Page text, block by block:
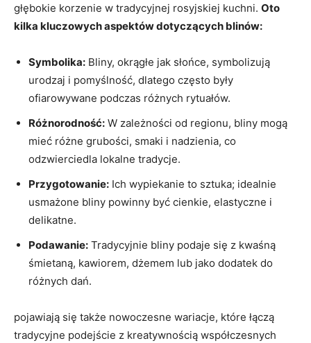
głębokie korzenie w tradycyjnej rosyjskiej ​kuchni. Oto
kilka kluczowych ‍aspektów dotyczących blinów:
Symbolika: ​Bliny, okrągłe jak słońce, symbolizują
urodzaj ⁤i pomyślność, dlatego często były
⁤ofiarowywane podczas‍ różnych rytuałów.
Różnorodność: W zależności od regionu, bliny ‌mogą‍
mieć różne grubości, smaki i nadzienia, co
odzwierciedla lokalne tradycje.
Przygotowanie: Ich wypiekanie ⁣to sztuka; idealnie
usmażone bliny powinny ⁣być cienkie, elastyczne ‌i
delikatne.
Podawanie: Tradycyjnie⁣ bliny ‌podaje ⁣się ⁤z kwaśną
śmietaną, kawiorem, dżemem ‌lub ⁢jako dodatek​ do
różnych dań.
pojawiają się także nowoczesne wariacje, które łączą
tradycyjne podejście ⁣z kreatywnością współczesnych